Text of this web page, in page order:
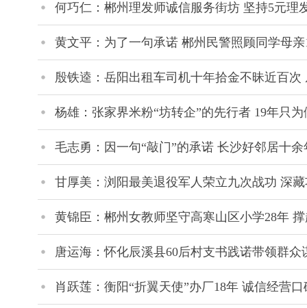
何巧仁：郴州理发师诚信服务街坊 坚持5元理
黄文平：为了一句承诺 郴州民警照顾同学母亲
殷铁逵：岳阳出租车司机十年拾金不昧近百次
杨雄：张家界米粉“坊转企”的先行者 19年只
毛志勇：因一句“敲门”的承诺 长沙好邻居十
甘厚美：浏阳最美退役军人荣立九次战功 深
黄锦臣：郴州女教师坚守高寒山区小学28年
唐运海：怀化辰溪县60后村支书践诺带领群众
肖跃莲：衡阳“折翼天使”办厂18年 诚信经营口